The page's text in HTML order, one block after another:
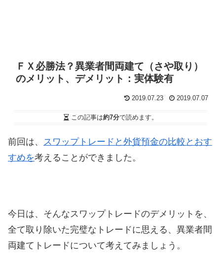
ＦＸ必勝法？異業者間両建て（さや取り）
のメリット、デメリット：実体験有
2019.07.23 2019.07.07
この記事は約7分で読めます。
前回は、
スワップトレードと外貨預金の比較とおす
すめを考えることができました。
今日は、そんなスワップトレードのデメリットを、
全て取り除いた完璧なトレードに思える、異業者間
両建てトレードについて考えてみましょう。